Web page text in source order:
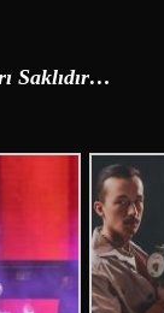
Saklıdır…